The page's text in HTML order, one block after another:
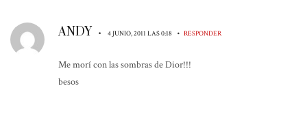
ANDY • 4 JUNIO, 2011 LAS 0:18 • RESPONDER
Me morí con las sombras de Dior!!!
besos